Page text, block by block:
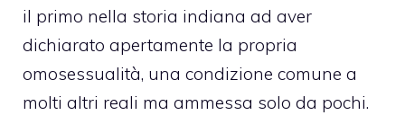
il primo nella storia indiana ad aver
dichiarato apertamente la propria
omosessualità, una condizione comune a
molti altri reali ma ammessa solo da pochi.